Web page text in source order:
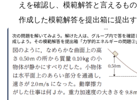
えを確認し、模範解答と言えるも
作成した模範解答を提出箱に提出す